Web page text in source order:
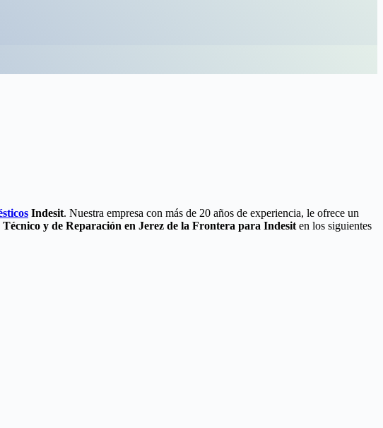
Indesit. Nuestra empresa con más de 20 años de experiencia, le ofrece un
Técnico y de Reparación en Jerez de la Frontera para Indesit en los siguientes